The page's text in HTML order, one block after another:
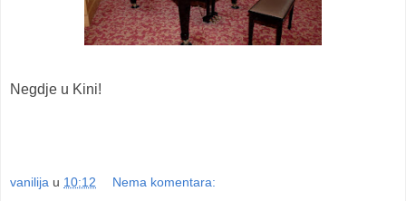
Negdje u Kini!
vanilija u 10:12 Nema komentara: